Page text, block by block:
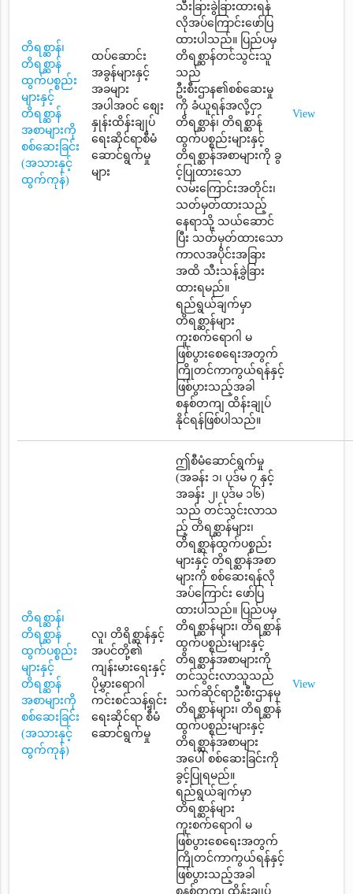
တိရစ္ဆာန်၊
တိရစ္ဆာန်
ထွက်ပစ္စည်း
များနှင့်
တိရစ္ဆာန်
အစာများကို
စစ်ဆေးခြင်း
(အသားနှင့်
ထွက်ကုန်)
ထပ်ဆောင်း
အခွန်များနှင့်
အခများ
အပါအဝင် စျေး
နှုန်းထိန်းချုပ်
ရေးဆိုင်ရာစီမံ
ဆောင်ရွက်မှု
များ
သီးခြားခွဲခြားထားရန်
လိုအပ်ကြောင်းဖော်ပြ
ထားပါသည်။ ပြည်ပမှ
တိရစ္ဆာန်တင်သွင်းသူ
သည်
ဦးစီးဌာန၏စစ်ဆေးမှု
ကို ခံယူရန်အလို့ငှာ
တိရစ္ဆာန်၊ တိရစ္ဆာန်
ထွက်ပစ္စည်းများနှင့်
တိရစ္ဆာန်အစာများကို ခွ
င့်ပြုထားသော
လမ်းကြောင်းအတိုင်း၊
သတ်မှတ်ထားသည့်
နေရာသို့ သယ်ဆောင်
ပြီး သတ်မှတ်ထားသော
ကာလအပိုင်းအခြား
အထိ သီးသန့်ခွဲခြား
ထားရမည်။
ရည်ရွယ်ချက်မှာ
တိရစ္ဆာန်များ
ကူးစက်ရောဂါ မ
ဖြစ်ပွားစေရေးအတွက်
ကြိုတင်ကာကွယ်ရန်နှင့်
ဖြစ်ပွားသည့်အခါ
စနစ်တကျ ထိန်းချုပ်
နိုင်ရန်ဖြစ်ပါသည်။
View
တိရစ္ဆာန်၊
တိရစ္ဆာန်
ထွက်ပစ္စည်း
များနှင့်
တိရစ္ဆာန်
အစာများကို
စစ်ဆေးခြင်း
(အသားနှင့်
ထွက်ကုန်)
လူ၊ တိရိစ္ဆာန်နှင့်
အပင်တို့၏
ကျန်းမားရေးနှင့်
ပိုမွှားရောဂါ
ကင်းစင်သန့်ရှင်း
ရေးဆိုင်ရာ စီမံ
ဆောင်ရွက်မှု
ဤစီမံဆောင်ရွက်မှု
(အခန်း ၁၊ ပုဒ်မ ၇ နှင့်
အခန်း ၂၊ ပုဒ်မ ၁၆)
သည် တင်သွင်းလာသ
ည့် တိရစ္ဆာန်များ၊
တိရစ္ဆာန်ထွက်ပစ္စည်း
များနှင့် တိရစ္ဆာန်အစာ
များကို စစ်ဆေးရန်လို
အပ်ကြောင်း ဖော်ပြ
ထားပါသည်။ ပြည်ပမှ
တိရစ္ဆာန်များ၊ တိရစ္ဆာန်
ထွက်ပစ္စည်းများနှင့်
တိရစ္ဆာန်အစာများကို
တင်သွင်းလာသူသည်
သက်ဆိုင်ရာဦးစီးဌာနမှ
တိရစ္ဆာန်များ၊ တိရစ္ဆာန်
ထွက်ပစ္စည်းများနှင့်
တိရစ္ဆာန်အစာများ
အပေါ် စစ်ဆေးခြင်းကို
ခွင့်ပြုရမည်။
ရည်ရွယ်ချက်မှာ
တိရစ္ဆာန်များ
ကူးစက်ရောဂါ မ
ဖြစ်ပွားစေရေးအတွက်
ကြိုတင်ကာကွယ်ရန်နှင့်
ဖြစ်ပွားသည့်အခါ
စနစ်တကျ ထိန်းချုပ်
View